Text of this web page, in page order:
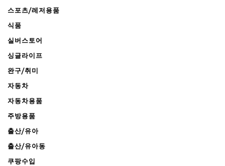
스포츠/레저용품
식품
실버스토어
싱글라이프
완구/취미
자동차
자동차용품
주방용품
출산/유아
출산/유아동
쿠팡수입